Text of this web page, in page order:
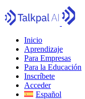
Inicio
Aprendizaje
Para Empresas
Para la Educación
Inscríbete
Acceder
Español